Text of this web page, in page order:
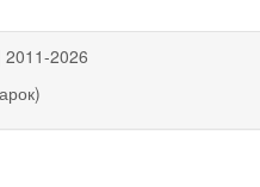
2011-2026